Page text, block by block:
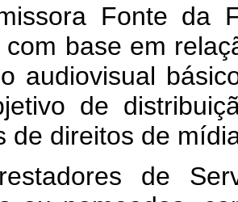
Fonte da
com base em
audiovisual
de
de direitos de
de